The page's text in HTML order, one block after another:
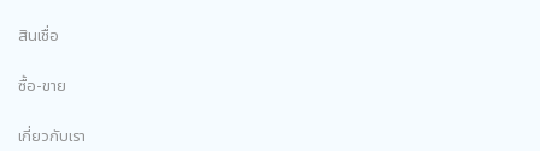
สินเชื่อ
ซื้อ-ขาย
เกี่ยวกับเรา